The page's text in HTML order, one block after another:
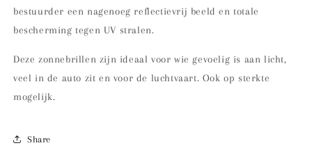
bestuurder een nagenoeg reflectievrij beeld en totale
bescherming tegen UV stralen.
Deze zonnebrillen zijn ideaal voor wie gevoelig is aan licht,
veel in de auto zit en voor de luchtvaart. Ook op sterkte
mogelijk.
Share